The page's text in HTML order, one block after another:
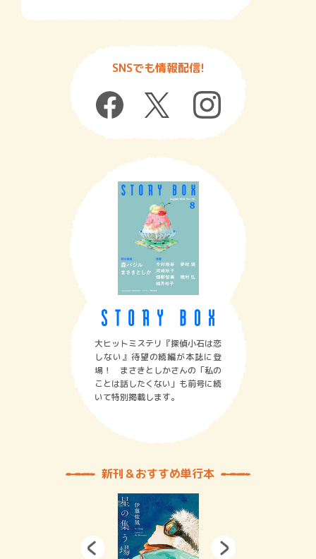
SNSでも情報配信!
大ヒットミステリ『探偵小石は恋
しない』待望の続編が本誌に登
場！ まさきとしかさんの「私の
ことは話したくない」も前号に続
いて特別掲載します。
新刊＆おすすめ単行本